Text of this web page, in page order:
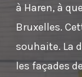
à Haren, à
Bruxelles.
souhaite. La
les façades